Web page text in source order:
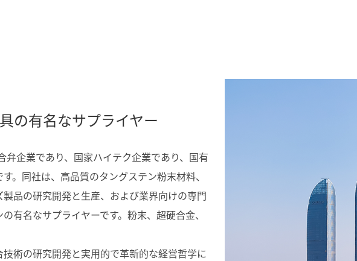
の有名なサプライヤー
弁企業であり、国家ハイテク企業であり、国有
。同社は、高品質のタングステン粉末材料、
品の研究開発と生産、および業界向けの専門
有名なサプライヤーです。粉末、超硬合金、
術の研究開発と実用的で革新的な経営哲学に